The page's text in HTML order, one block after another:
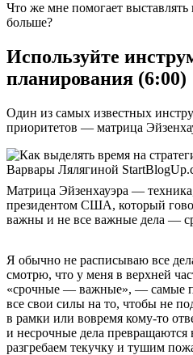
Что же мне помогает
больше?
Используйте
планирования (6:00)
Один из самых известных
приоритетов — матрица
Матрица Эйзенхауэра —
президентом США, который
важны и не все важные дела —
Я обычно не расписываю все
смотрю, что у меня в верхней
«срочные — важные», — самые
все свои силы на то, чтобы не
в рамки или вовремя кому-то
и несрочные дела
разгребаем текучку и тушим